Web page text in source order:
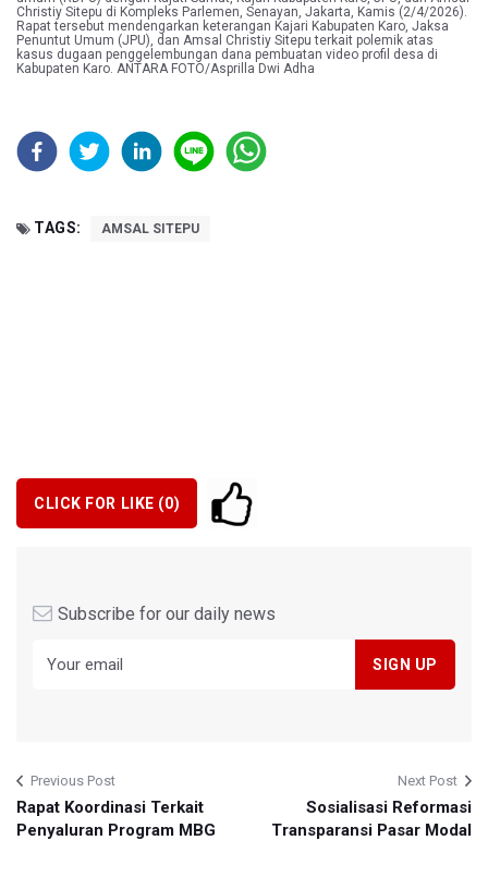
Christiy Sitepu di Kompleks Parlemen, Senayan, Jakarta, Kamis (2/4/2026).
Rapat tersebut mendengarkan keterangan Kajari Kabupaten Karo, Jaksa
Penuntut Umum (JPU), dan Amsal Christiy Sitepu terkait polemik atas
kasus dugaan penggelembungan dana pembuatan video profil desa di
Kabupaten Karo. ANTARA FOTO/Asprilla Dwi Adha
TAGS: AMSAL SITEPU
CLICK FOR LIKE (0)
Subscribe for our daily news
Previous Post
Rapat Koordinasi Terkait
Penyaluran Program MBG
Next Post
Sosialisasi Reformasi
Transparansi Pasar Modal